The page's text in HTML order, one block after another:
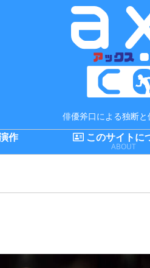
俳優斧口による独断
作 このサイトに
ABOUT